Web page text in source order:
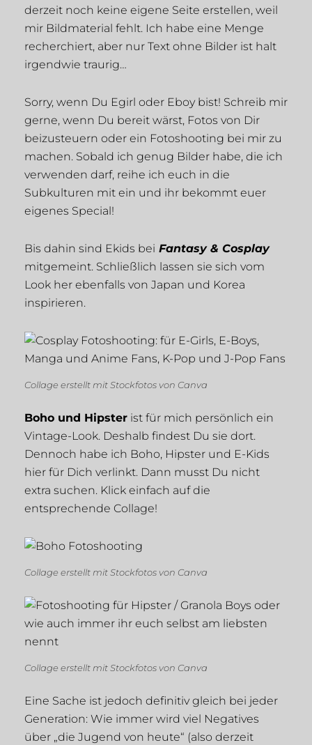
derzeit noch keine eigene Seite erstellen, weil
mir Bildmaterial fehlt. Ich habe eine Menge
recherchiert, aber nur Text ohne Bilder ist halt
irgendwie traurig…
Sorry, wenn Du Egirl oder Eboy bist! Schreib mir
gerne, wenn Du bereit wärst, Fotos von Dir
beizusteuern oder ein Fotoshooting bei mir zu
machen. Sobald ich genug Bilder habe, die ich
verwenden darf, reihe ich euch in die
Subkulturen mit ein und ihr bekommt euer
eigenes Special!
Bis dahin sind Ekids bei Fantasy & Cosplay
mitgemeint. Schließlich lassen sie sich vom
Look her ebenfalls von Japan und Korea
inspirieren.
Collage erstellt mit Stockfotos von Canva
Boho und Hipster ist für mich persönlich ein
Vintage-Look. Deshalb findest Du sie dort.
Dennoch habe ich Boho, Hipster und E-Kids
hier für Dich verlinkt. Dann musst Du nicht
extra suchen. Klick einfach auf die
entsprechende Collage!
Collage erstellt mit Stockfotos von Canva
Collage erstellt mit Stockfotos von Canva
Eine Sache ist jedoch definitiv gleich bei jeder
Generation: Wie immer wird viel Negatives
über „die Jugend von heute“ (also derzeit